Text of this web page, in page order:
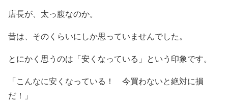
店長が、太っ腹なのか。
昔は、そのくらいにしか思っていませんでした。
とにかく思うのは「安くなっている」という印象です。
「こんなに安くなっている！ 今買わないと絶対に損
だ！」